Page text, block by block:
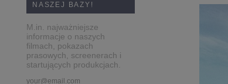
NASZEJ BAZY!
M.in. najważniejsze
informacje o naszych
filmach, pokazach
prasowych, screenerach i
startujących produkcjach.